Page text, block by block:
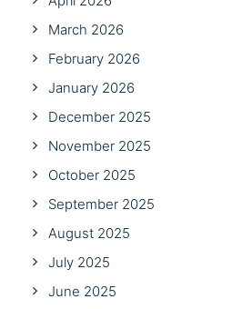
March 2026
February 2026
January 2026
December 2025
November 2025
October 2025
September 2025
August 2025
July 2025
June 2025